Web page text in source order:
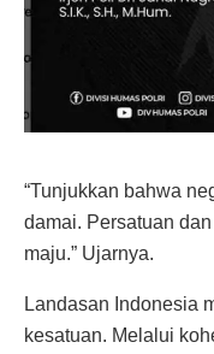
“Tunjukkan bahwa
damai. Persatuan
maju.” Ujarnya.
Landasan Indonesia
kesatuan. Melalui